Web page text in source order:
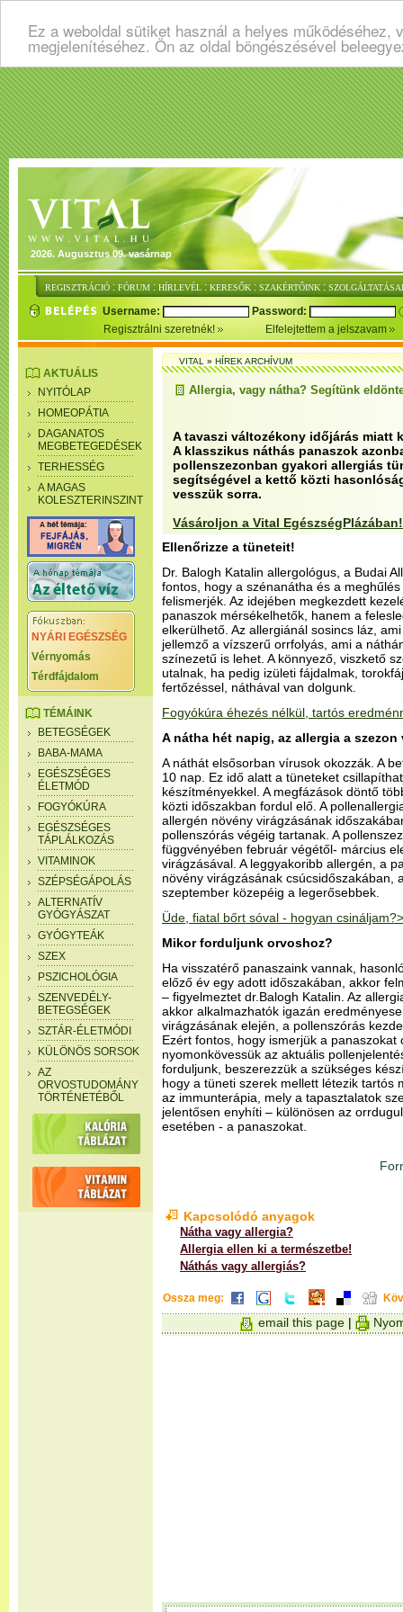
Ez a weboldal sütiket használ a helyes
megjelenítéséhez. Ön az oldal böngészésével
2026. Augusztus 09. vasárnap
REGISZTRÁCIÓ : FÓRUM : HÍRLEVÉL : KERESŐK : SZAKÉRTŐINK :
Username:
Password:
Regisztrálni szeretnék!
Elfelejtettem a jelszavam
AKTUÁLIS
NYITÓLAP
HOMEOPÁTIA
DAGANATOS
MEGBETEGEDÉSEK
TERHESSÉG
A MAGAS
KOLESZTERINSZINT
NYÁRI EGÉSZSÉG
Vérnyomás
Térdfájdalom
TÉMÁINK
BETEGSÉGEK
BABA-MAMA
EGÉSZSÉGES
ÉLETMÓD
FOGYÓKÚRA
EGÉSZSÉGES
TÁPLÁLKOZÁS
VITAMINOK
SZÉPSÉGÁPOLÁS
ALTERNATÍV
GYÓGYÁSZAT
GYÓGYTEÁK
SZEX
PSZICHOLÓGIA
SZENVEDÉLY-
BETEGSÉGEK
SZTÁR-ÉLETMÓDI
KÜLÖNÖS SORSOK
AZ
ORVOSTUDOMÁNY
TÖRTÉNETÉBŐL
VITAL»HÍREK ARCHÍVUM
Allergia, vagy nátha? Segítünk
A tavaszi változékony időjárás miatt
A klasszikus náthás panaszok
pollenszezonban gyakori allergiás
segítségével a kettő közti
vesszük sorra.
Vásároljon a Vital EgészségPlázában!
Ellenőrizze a tüneteit!
Dr. Balogh Katalin allergológus, a Budai
fontos, hogy a szénanátha és a
felismerjék. Az idejében megkezdett
panaszok mérsékelhetők, hanem a
elkerülhető. Az allergiánál sosincs láz,
jellemző a vízszerű orrfolyás, ami a
színezetű is lehet. A könnyező, viszkető
utalnak, ha pedig izületi fájdalmak,
fertőzéssel, náthával van dolgunk.
Fogyókúra éhezés nélkül, tartós
A nátha hét napig, az allergia a szezon
A náthát elsősorban vírusok okozzák. A
10 nap. Ez idő alatt a tüneteket
készítményekkel. A megfázások döntő
közti időszakban fordul elő. A
allergén növény virágzásának
pollenszórás végéig tartanak. A
függvényében február végétől- március
virágzásával. A leggyakoribb allergén, a
növény virágzásának csúcsidőszakában,
szeptember közepéig a legerősebbek.
Üde, fiatal bőrt sóval - hogyan
Mikor forduljunk orvoshoz?
Ha visszatérő panaszaink vannak,
előző év egy adott időszakában, akkor
– figyelmeztet dr.Balogh Katalin. Az
akkor alkalmazhatók igazán
virágzásának elején, a pollenszórás
Ezért fontos, hogy ismerjük a panaszokat
nyomonkövessük az aktuális
forduljunk, beszerezzük a szükséges
hogy a tüneti szerek mellett létezik tartós
az immunterápia, mely a tapasztalatok
jelentősen enyhíti – különösen az
esetében - a panaszokat.
Kapcsolódó anyagok
Nátha vagy allergia?
Allergia ellen ki a természetbe!
Náthás vagy allergiás?
Ossza meg:
email this page |